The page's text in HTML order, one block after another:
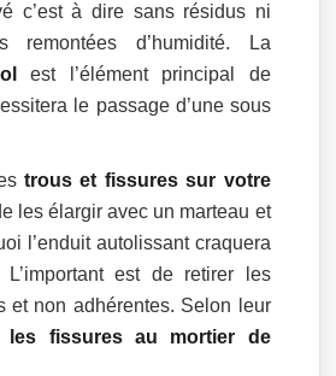
c’est à dire sans résidus ni
remontées d’humidité. La
est l’élément principal de
le passage d’une sous
trous et fissures sur votre
les élargir avec un marteau et
l’enduit autolissant craquera
est de retirer les
et non adhérentes. Selon leur
les fissures au mortier de